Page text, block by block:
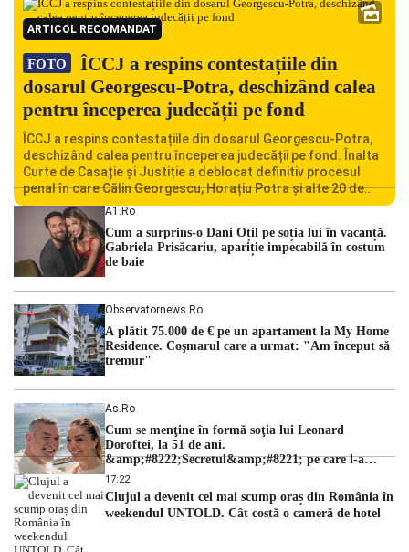
ARTICOL RECOMANDAT
FOTO
ÎCCJ a respins contestațiile din
dosarul Georgescu-Potra, deschizând calea
pentru începerea judecății pe fond
ÎCCJ a respins contestațiile din dosarul Georgescu-Potra,
deschizând calea pentru începerea judecății pe fond. Înalta
Curte de Casație și Justiție a deblocat definitiv procesul
penal în care Călin Georgescu, Horațiu Potra și alte 20 de
persoane sunt acuzați de acțiuni îndreptate împotriva
ordinii constituționale. În ședința din camera preliminară,
judecătorii de la instanța supremă au […]
A1.ro
Cum a surprins-o Dani Oțil pe soția lui în vacanță.
Gabriela Prisăcariu, apariție impecabilă în costum
de baie
Observatornews.ro
A plătit 75.000 de € pe un apartament la My Home
Residence. Coşmarul care a urmat: "Am început să
tremur"
As.ro
Cum se menţine în formă soţia lui Leonard
Doroftei, la 51 de ani.
&amp;#8222;Secretul&amp;#8221; pe care l-a
dezvăluit
17:22
Clujul a devenit cel mai scump oraș din România în
weekendul UNTOLD. Cât costă o cameră de hotel